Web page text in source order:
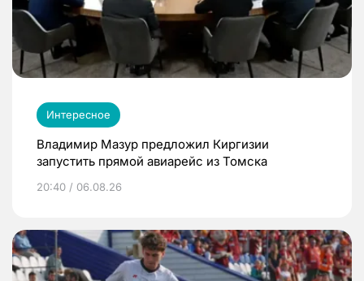
Интересное
Владимир Мазур предложил Киргизии
запустить прямой авиарейс из Томска
20:40 / 06.08.26